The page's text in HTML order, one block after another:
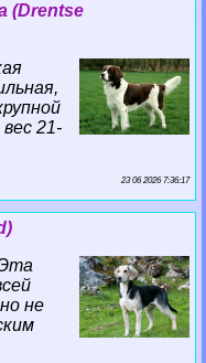
(Drentse
21-
23 06 2026 7:36:17
не